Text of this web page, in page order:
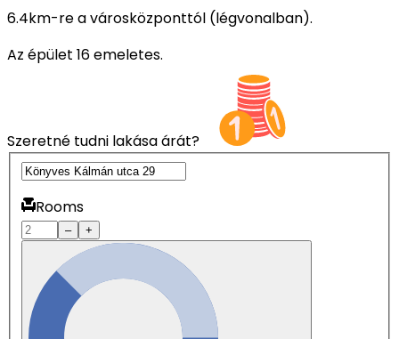
6.4km-re a városközponttól (légvonalban).
Az épület 16 emeletes.
Szeretné tudni lakása árát?
Rooms
– +